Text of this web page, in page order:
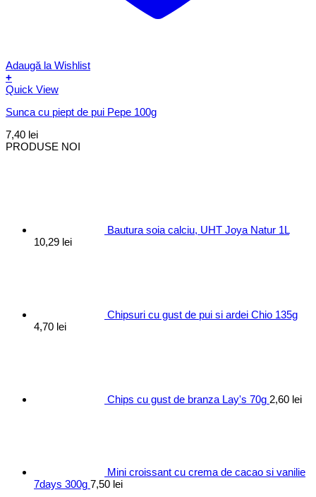
Adaugă la Wishlist
+
Quick View
Sunca cu piept de pui Pepe 100g
7,40 lei
PRODUSE NOI
Bautura soia calciu, UHT Joya Natur 1L
10,29 lei
Chipsuri cu gust de pui si ardei Chio 135g
4,70 lei
Chips cu gust de branza Lay's 70g 2,60 lei
Mini croissant cu crema de cacao si vanilie
7days 300g 7,50 lei